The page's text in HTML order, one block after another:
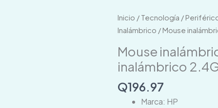
Inicio / Tecnología /
Inalámbrico / Mouse
Mouse
inalámbrico
Q196.97
Marca: HP
Mouse
inalámbrico
AZ7B6AA#ABA
inalámbrico
cantidad